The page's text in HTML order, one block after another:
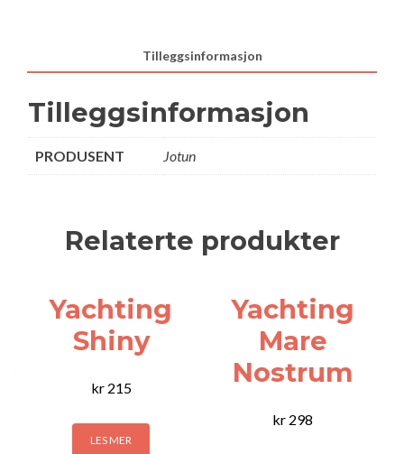
Tilleggsinformasjon
Tilleggsinformasjon
PRODUSENT Jotun
Relaterte produkter
Yachting
Shiny
kr215
LES MER
Yachting
Mare
Nostrum
kr 298